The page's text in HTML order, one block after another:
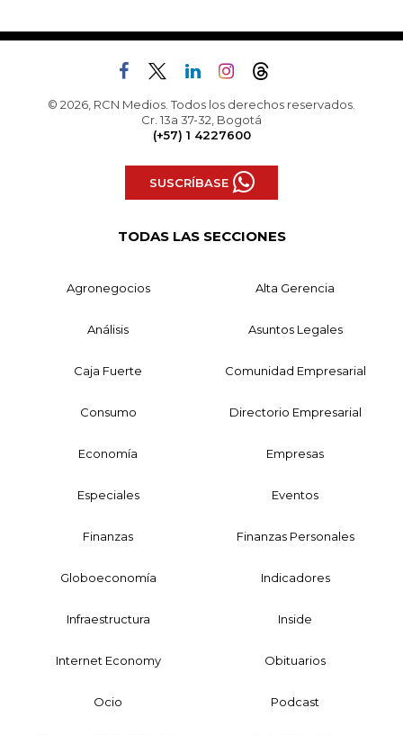
© 2026, RCN Medios. Todos los derechos reservados.
Cr. 13a 37-32, Bogotá
(+57) 1 4227600
SUSCRÍBASE
TODAS LAS SECCIONES
Agronegocios Alta Gerencia
Análisis Asuntos Legales
Caja Fuerte Comunidad Empresarial
Consumo Directorio Empresarial
Economía Empresas
Especiales Eventos
Finanzas Finanzas Personales
Globoeconomía Indicadores
Infraestructura Inside
Internet Economy Obituarios
Ocio Podcast